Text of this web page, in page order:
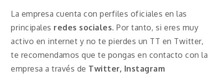
La empresa cuenta con perfiles oficiales en las
principales redes sociales. Por tanto, si eres muy
activo en internet y no te pierdes un TT en Twitter,
te recomendamos que te pongas en contacto con la
empresa a través de Twitter, Instagram